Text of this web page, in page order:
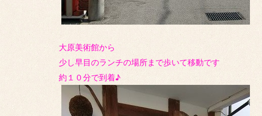
大原美術館から
少し早目のランチの場所まで歩いて移動です
約１０分で到着♪